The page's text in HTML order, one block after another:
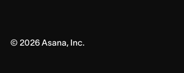
© 2026Asana, Inc.